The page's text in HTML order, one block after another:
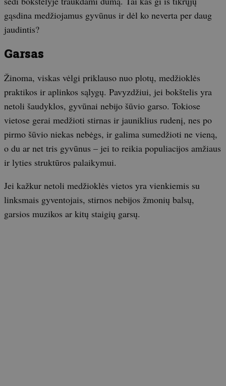
gąsdina medžiojamus gyvūnus ir dėl ko neverta per daug
jaudintis?
Garsas
Žinoma, viskas vėlgi priklauso nuo plotų, medžioklės
praktikos ir aplinkos sąlygų. Pavyzdžiui, jei bokštelis yra
netoli šaudyklos, gyvūnai nebijo šūvio garso. Tokiose
vietose gerai medžioti stirnas ir jauniklius rudenį, nes po
pirmo šūvio niekas nebėgs, ir galima sumedžioti ne vieną,
o du ar net tris gyvūnus – jei to reikia populiacijos amžiaus
ir lyties struktūros palaikymui.
Jei kažkur netoli medžioklės vietos yra vienkiemis su
linksmais gyventojais, stirnos nebijos žmonių balsų,
garsios muzikos ar kitų staigių garsų.